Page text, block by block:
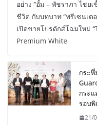
อย่าง “อั้ม – พัชราภา ไชย
ชีวิต กับบทบาท “พรีเซนเต
เปิดขายโปรดักส์โฉมใหม่
Premium White
กระหึ่
กระ
รอบพิ
21/